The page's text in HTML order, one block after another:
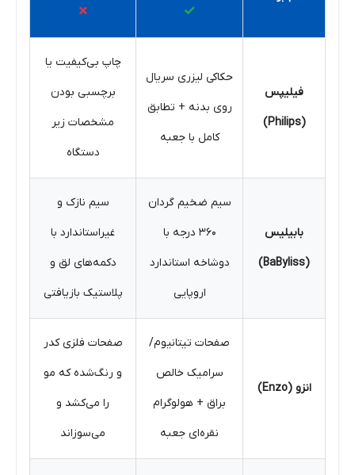
✓
✗
فیلیپس
(Philips)
حکاکی لیزری سریال
روی بدنه + تطابق
کامل با جعبه
چاپ بی‌کیفیت یا
برچسبی بودن
مشخصات زیر
دستگاه
بابیلیس
(BaByliss)
سیم ضخیم گردان
۳۶۰ درجه با
دوشاخه استاندارد
اروپایی
سیم نازک و
غیراستاندارد با
دکمه‌های لق و
پلاستیک بازیافتی
انزو (Enzo)
صفحات تیتانیوم/
سرامیک خالص
براق + هولوگرام
نقره‌ای جعبه
صفحات فلزی کدر
و رنگ‌شده که مو
را می‌کشد و
می‌سوزاند